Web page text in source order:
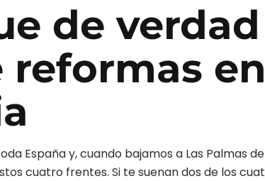
de
reformas en
España y, cuando bajamos a Las Palmas
cuatro frentes. Si te suenan dos de los